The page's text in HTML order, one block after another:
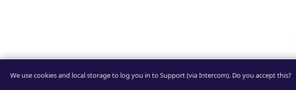
We use cookies and local storage to log you in to Support (via Intercom). Do you accept this?